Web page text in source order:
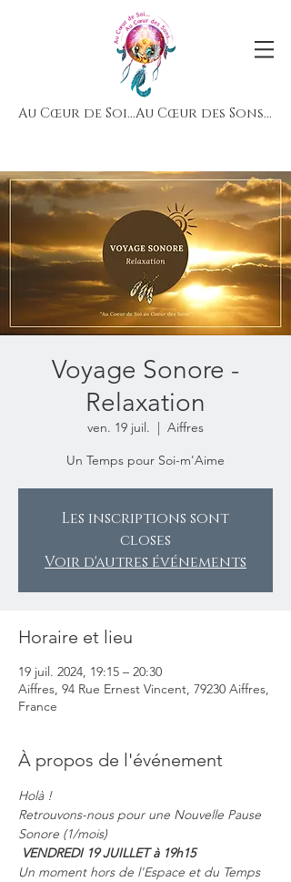
Au Cœur de Soi...Au Cœur des Sons...
Voyage Sonore -
Relaxation
ven. 19 juil.
  |
Aiffres
Un Temps pour Soi-m'Aime
Les inscriptions sont
closes
Voir d'autres événements
Horaire et lieu
19 juil. 2024, 19:15 – 20:30
Aiffres, 94 Rue Ernest Vincent, 79230 Aiffres,
France
À propos de l'événement
Holà !
Retrouvons-nous pour une Nouvelle Pause
Sonore (1/mois)
VENDREDI 19 JUILLET à 19h15
Un moment hors de l'Espace et du Temps